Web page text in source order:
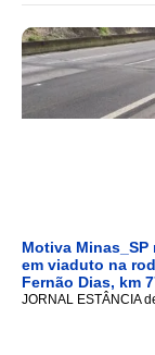
Motiva Minas_SP
em viaduto na
Fernão Dias, km
JORNAL ESTÂNCIA